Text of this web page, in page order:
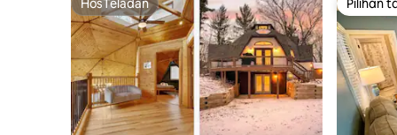
HosTeladan
HosTeladan Pilihan
Pilihan